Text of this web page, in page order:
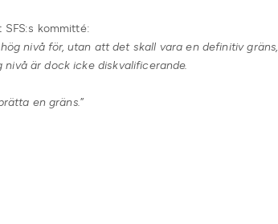
kommitté:
nivå för, utan att det skall vara en definitiv gräns,
är dock icke diskvalificerande.
en gräns.”